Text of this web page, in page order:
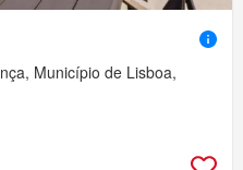
Município de Lisboa,